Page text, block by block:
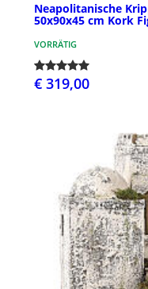
Neapolitanische
50x90x45 cm Kork
VORRÄTIG
€ 319,00